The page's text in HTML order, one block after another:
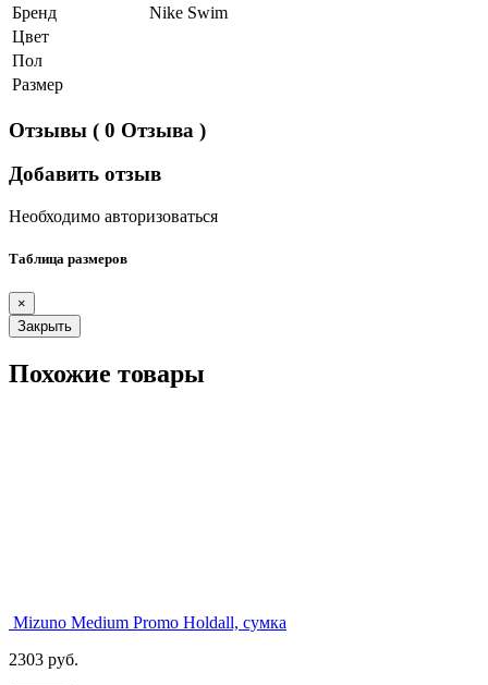
Бренд
Nike Swim
Цвет
Пол
Размер
Отзывы ( 0 Отзыва )
Добавить отзыв
Необходимо авторизоваться
Таблица размеров
×
Закрыть
Похожие товары
Mizuno Medium Promo Holdall, сумка
2303 руб.